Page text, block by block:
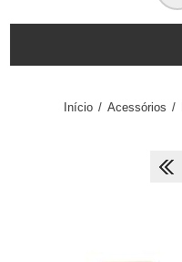
Início / Acessórios /